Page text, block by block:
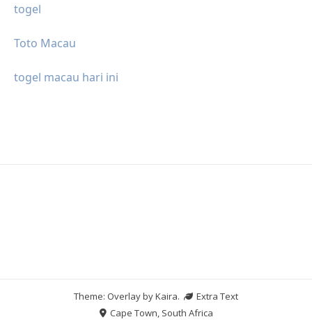
togel
Toto Macau
togel macau hari ini
Theme: Overlay byKaira.
Extra Text
Cape Town, South Africa